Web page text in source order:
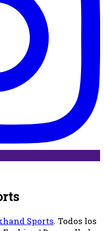
Sports. Todos los